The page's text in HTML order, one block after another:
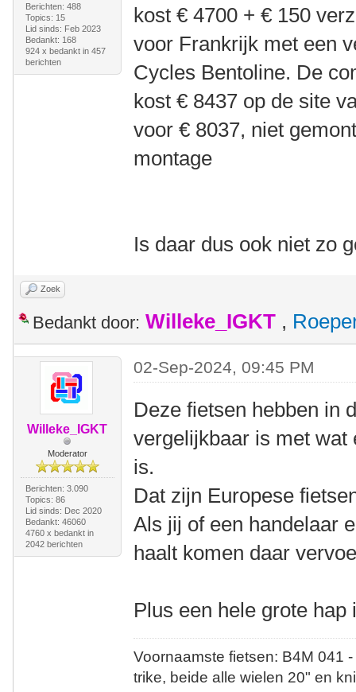
Berichten: 488
Topics: 15
Lid sinds: Feb 2023
Bedankt: 168
924 x bedankt in 457
berichten
kost € 4700 + € 150
voor Frankrijk met een
Cycles Bentoline. De
kost € 8437 op de site
voor € 8037, niet
montage
Is daar dus ook niet zo
Zoek
Bedankt door: Willeke_IGKT ,
Willeke_IGKT
Moderator
Berichten: 3.090
Topics: 86
Lid sinds: Dec 2020
Bedankt: 46060
4760 x bedankt in
2042 berichten
02-Sep-2024, 09:45 PM
Deze fietsen hebben in
vergelijkbaar is met wat
is.
Dat zijn Europese
Als jij of een handelaar
haalt komen daar
Plus een hele grote hap
Voornaamste fietsen: B4M
trike, beide alle wielen 20" en